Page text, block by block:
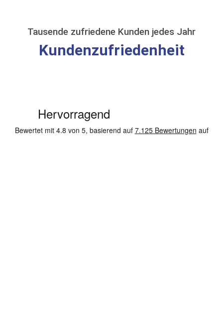
Tausende zufriedene Kunden jedes Jahr
Kundenzufriedenheit